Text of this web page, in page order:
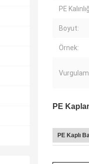
PE
Boyut:
Örnek:
PE
PE Kaplı